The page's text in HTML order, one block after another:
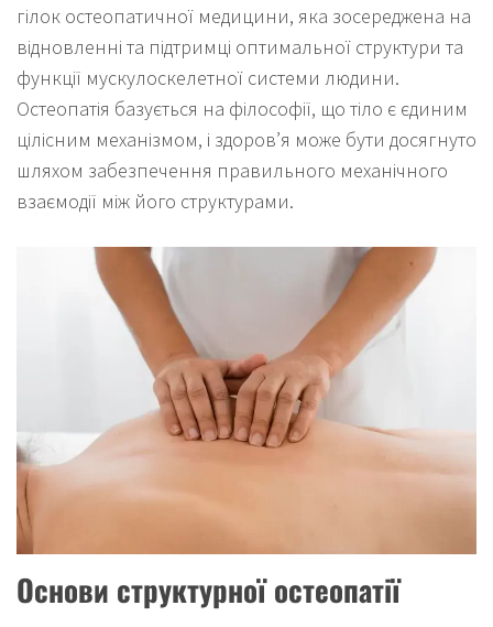
гілок остеопатичної медицини, яка зосереджена на
відновленні та підтримці оптимальної структури та
функції мускулоскелетної системи людини.
Остеопатія базується на філософії, що тіло є єдиним
цілісним механізмом, і здоров’я може бути досягнуто
шляхом забезпечення правильного механічного
взаємодії між його структурами.
Основи структурної остеопатії